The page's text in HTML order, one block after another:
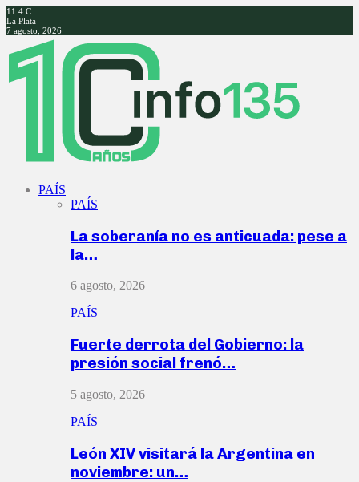
11.4 C
La Plata
7 agosto, 2026
Facebook
Twitter
Instagram
Youtube
PAÍS
PAÍS
La soberanía no es anticuada: pese a
la…
6 agosto, 2026
PAÍS
Fuerte derrota del Gobierno: la
presión social frenó…
5 agosto, 2026
PAÍS
León XIV visitará la Argentina en
noviembre: un…